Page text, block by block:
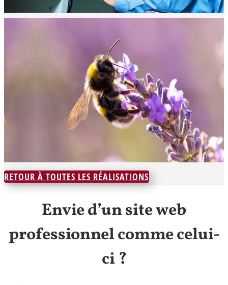
RETOUR À TOUTES LES RÉALISATIONS
Envie d’un site web
professionnel comme celui-
ci ?